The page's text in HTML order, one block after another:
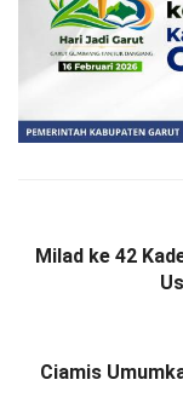
Milad ke 42
Ciamis